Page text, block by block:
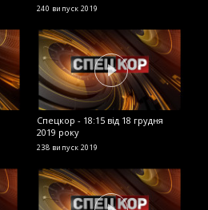
240 випуск 2019
Спецкор - 18:15 від 18 грудня
2019 року
238 випуск 2019